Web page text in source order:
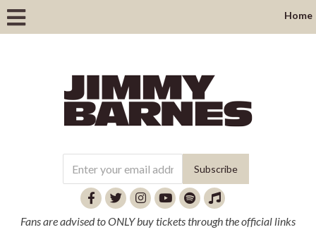
Home
Fans are advised to ONLY buy tickets through the official links